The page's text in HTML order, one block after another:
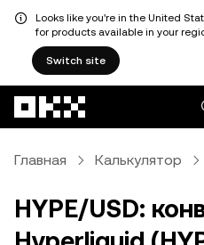
Looks like you're in the United
for products available in your
Switch site
Главная Калькулятор
HYPE/USD: